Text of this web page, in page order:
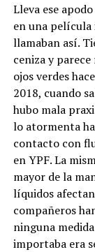
Lleva ese
en una
llamaban así.
ceniza y
ojos verdes
2018, cuando
hubo mala
lo atormenta
contacto con
en YPF. La
mayor de la
líquidos
compañeros
ninguna
importaba era